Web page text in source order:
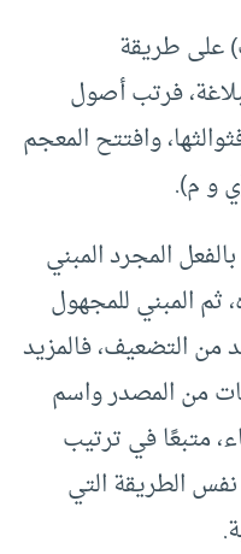
على طريقة
فرتب أصول
وافتتح المعجم
و م).
المجرد المبني
ثم المبني للمجهول
من التضعيف، فالمزيد
من المصدر واسم
متبعًا في ترتيب
الطريقة التي